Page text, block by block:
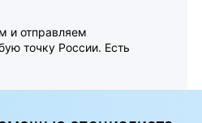
и отправляем
точку России. Есть